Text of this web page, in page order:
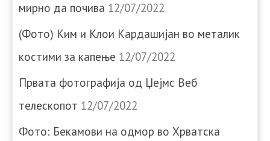
мирно да почива 12/07/2022
(Фото) Ким и Клои Кардашијан во металик
костими за капење 12/07/2022
Првата фотографија од Џејмс Веб
телескопот 12/07/2022
Фото: Бекамови на одмор во Хрватска